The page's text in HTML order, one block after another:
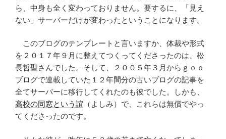
ら、中身も全く変わっておりません。要するに、「見え
ない」サーバーだけが変わったということになります。
このブログのテンプレートと言いますか、体裁や形式
を２０１７年９月に整えてつくってくださったのは、松
長哲聖さんでした。そして、２００５年３月からｇｏｏ
ブログで連載していた１２年間分の古いブログの記事を
全てサーバーに移行してくれたのも彼でした。しかも、
高校の同窓という誼 （よしみ）で、これらは無償でやっ
てくださったのです。